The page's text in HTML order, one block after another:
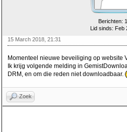
Berichten:
Lid sinds: Feb
15 March 2018, 21:31
Momenteel nieuwe beveiliging op website
Ik krijg volgende melding in
DRM, en om die reden niet downloadbaar.
Zoek